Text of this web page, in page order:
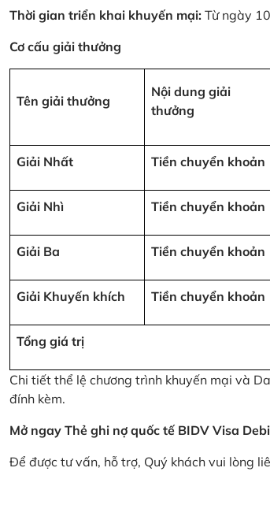
Thời gian triển khai khuyến mại: Từ ngày
Cơ cấu giải thưởng
Tên giải thưởng
Nội dung giải
thưởng
Giải Nhất Tiền chuyển khoản
Giải Nhì Tiền chuyển khoản
Giải Ba Tiền chuyển khoản
Giải Khuyến khích Tiền chuyển khoản
Tổng giá trị
Chi tiết thể lệ chương trình khuyến mại và
đính kèm.
Mở ngay Thẻ ghi nợ quốc tế BIDV Visa
Để được tư vấn, hỗ trợ, Quý khách vui lòng